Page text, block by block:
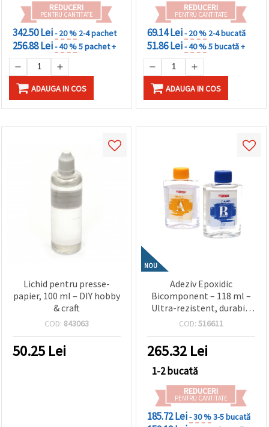
REDUCERI
PENTRU CANTITATE
342.50 Lei- 20 % 2-4 pachet
256.88 Lei- 40 %5 pachet +
ADAUGA IN COS
REDUCERI
PENTRU CANTITATE
69.14 Lei- 20 % 2-4 bucată
51.86 Lei- 40 %5 bucată +
ADAUGA IN COS
Lichid pentru presse-
papier, 100 ml – DIY hobby
& craft
COD: 843063
50.25 Lei
NOU
Adeziv Epoxidic
Bicomponent – 118 ml –
Ultra-rezistent, durabil,
cu lipire transparentă –
lemn, metal și proiecte
DIY & hobby
COD: 516611
265.32 Lei
1-2 bucată
REDUCERI
PENTRU CANTITATE
185.72 Lei- 30 %3-5 bucată